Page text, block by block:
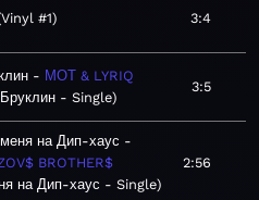
Vinyl #1 3:4
МОТ & LYRIQ
- Single
3:5
на Дип-хаус
BROTHER$
на Дип-хаус - Single
2:56